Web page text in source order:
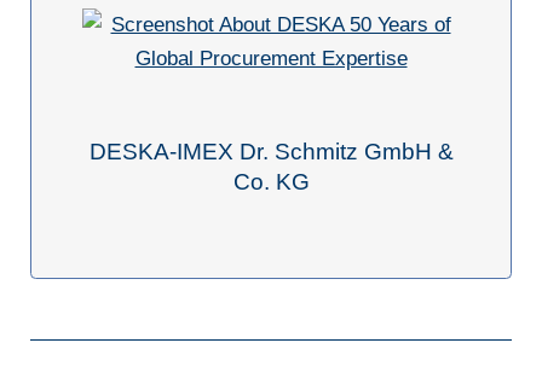
DESKA-IMEX Dr. Schmitz GmbH &
Co. KG